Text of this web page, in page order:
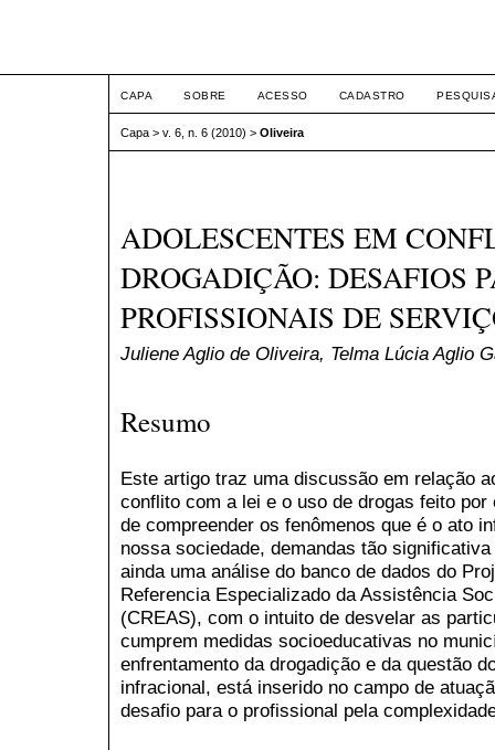
CAPA SOBRE ACESSO CADASTRO
Capa > v. 6, n. 6 (2010) > Oliveira
ADOLESCENTES EM
DROGADIÇÃO: DESAFIOS
PROFISSIONAIS DE
Juliene Aglio de Oliveira, Telma Lúcia Aglio
Resumo
Este artigo traz uma discussão em relação
conflito com a lei e o uso de drogas feito
de compreender os fenômenos que é o ato
nossa sociedade, demandas tão
ainda uma análise do banco de dados do
Referencia Especializado da Assistência
(CREAS), com o intuito de desvelar as
cumprem medidas socioeducativas no
enfrentamento da drogadição e da questão
infracional, está inserido no campo de
desafio para o profissional pela